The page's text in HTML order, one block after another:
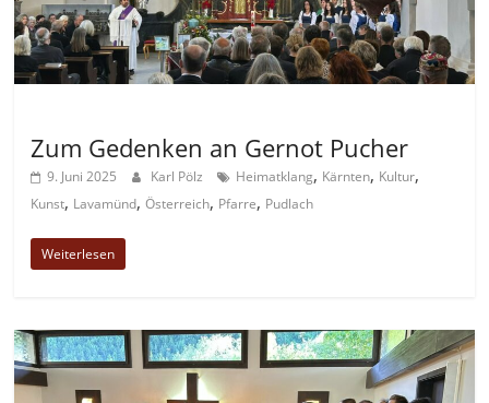
Zum Gedenken an Gernot Pucher
9. Juni 2025 Karl Pölz Heimatklang, Kärnten, Kultur,
Kunst, Lavamünd,Österreich, Pfarre, Pudlach
Weiterlesen